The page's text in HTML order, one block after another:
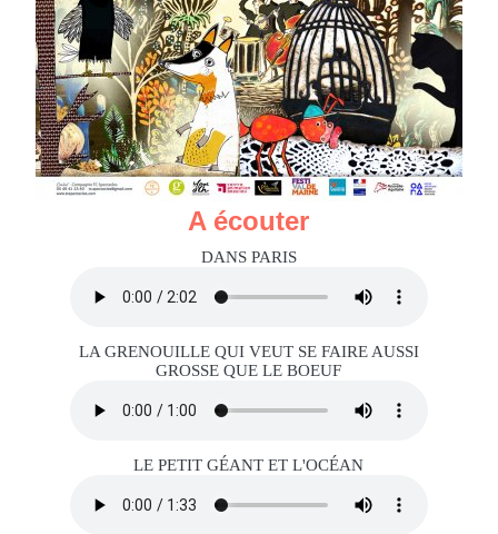
A écouter
DANS PARIS
LA GRENOUILLE QUI VEUT SE FAIRE AUSSI
GROSSE QUE LE BOEUF
LE PETIT GÉANT ET L'OCÉAN